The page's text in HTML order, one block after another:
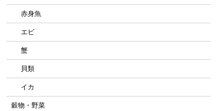
赤身魚
エビ
蟹
貝類
イカ
穀物・野菜